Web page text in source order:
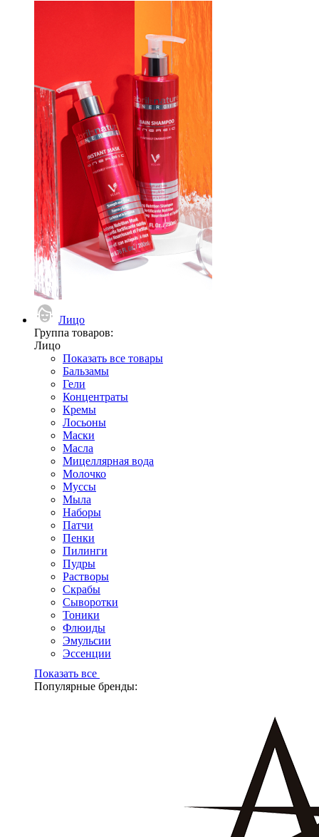
Лицо
Группа товаров:
Лицо
Показать все товары
Бальзамы
Гели
Концентраты
Кремы
Лосьоны
Маски
Масла
Мицеллярная вода
Молочко
Муссы
Мыла
Наборы
Патчи
Пенки
Пилинги
Пудры
Растворы
Скрабы
Сыворотки
Тоники
Флюиды
Эмульсии
Эссенции
Показать все
Популярные бренды: